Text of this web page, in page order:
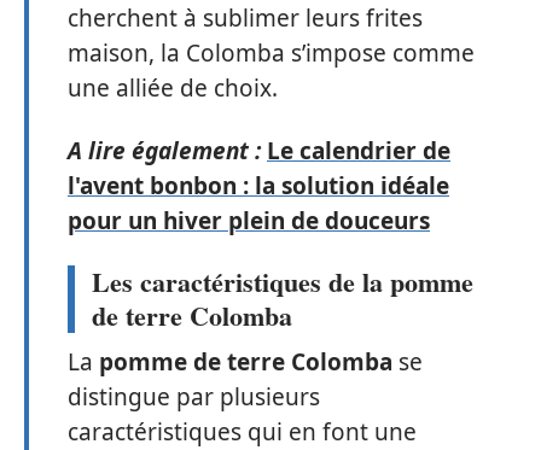
cherchent à sublimer leurs frites
maison, la Colomba s’impose comme
une alliée de choix.
A lire également : Le calendrier de
l'avent bonbon : la solution idéale
pour un hiver plein de douceurs
Les caractéristiques de la pomme
de terre Colomba
La pomme de terre Colomba se
distingue par plusieurs
caractéristiques qui en font une